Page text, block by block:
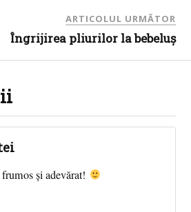
ARTICOLUL URMĂTOR
Îngrijirea pliurilor la bebeluş
şi adevărat!